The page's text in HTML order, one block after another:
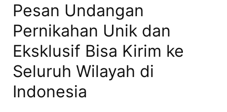
Pesan Undangan
Pernikahan Unik dan
Eksklusif Bisa Kirim ke
Seluruh Wilayah di
Indonesia